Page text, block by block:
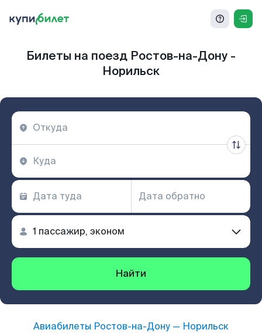
Билеты на поезд Ростов-на-Дону -
Норильск
Найти
Авиабилеты Ростов-на-Дону — Норильск